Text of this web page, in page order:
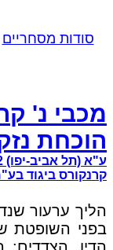
סודות מסחריים
מכבי נ'
הוכחת
קרנקורס ביגוד בע"מ (נבו,
הליך ערעור